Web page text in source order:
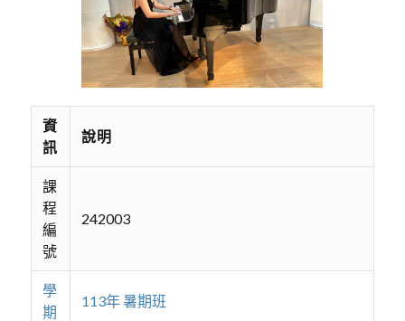
資
訊
說明
課
程
編
號
242003
學
期
113年 暑期班